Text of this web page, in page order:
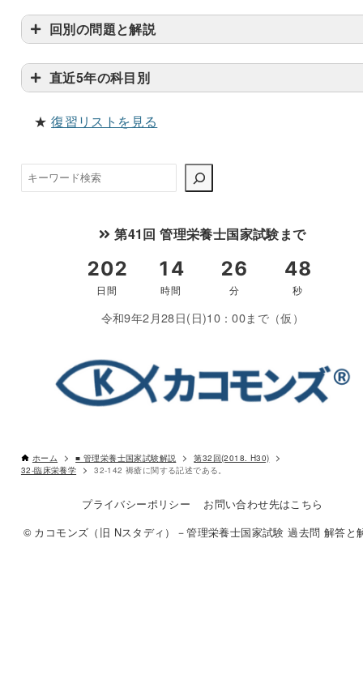
〇
解説付き60問を見る（PDF・500円）
回別の問題と解説
直近5年の科目別
★復習リストを見る
検
索
第41回 管理栄養士国家試験まで
令和9年2月28日(日)10：00まで（仮）
ホーム ■ 管理栄養士国家試験解説
第32回(2018. H30)
32-臨床栄養学
32-142 褥瘡に関する記述である。
プライバシーポリシー
お問い合わせ先はこちら
© カコモンズ（旧 Nスタディ）－管理栄養士国家試験 過去問 解答と